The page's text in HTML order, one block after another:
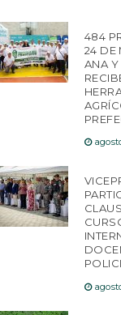
484
24 DE
ANA